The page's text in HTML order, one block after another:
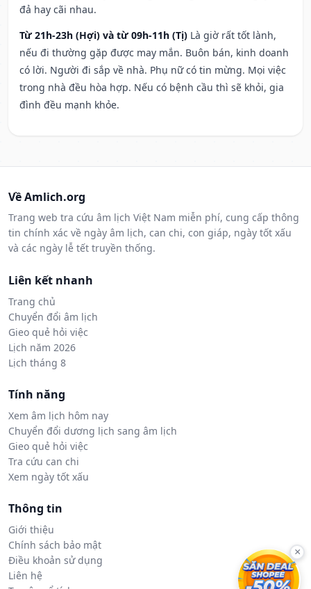
đả hay cãi nhau.
Từ 21h-23h (Hợi) và từ 09h-11h (Tị) Là giờ rất tốt lành,
nếu đi thường gặp được may mắn. Buôn bán, kinh doanh
có lời. Người đi sắp về nhà. Phụ nữ có tin mừng. Mọi việc
trong nhà đều hòa hợp. Nếu có bệnh cầu thì sẽ khỏi, gia
đình đều mạnh khỏe.
Về Amlich.org
Trang web tra cứu âm lịch Việt Nam miễn phí, cung cấp thông
tin chính xác về ngày âm lịch, can chi, con giáp, ngày tốt xấu
và các ngày lễ tết truyền thống.
Liên kết nhanh
Trang chủ
Chuyển đổi âm lịch
Gieo quẻ hỏi việc
Lịch năm 2026
Lịch tháng 8
Tính năng
Xem âm lịch hôm nay
Chuyển đổi dương lịch sang âm lịch
Gieo quẻ hỏi việc
Tra cứu can chi
Xem ngày tốt xấu
Thông tin
Giới thiệu
Chính sách bảo mật
Điều khoản sử dụng
Liên hệ
×